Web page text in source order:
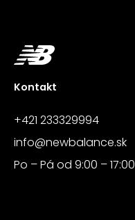
Kontakt
+421 233329994
info@newbalance.sk
Po – Pá od 9:00 – 17:00